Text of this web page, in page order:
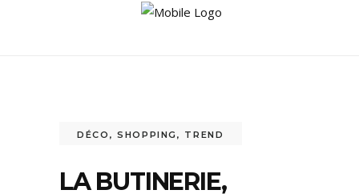
DÉCO , SHOPPING, TREND
LA BUTINERIE,